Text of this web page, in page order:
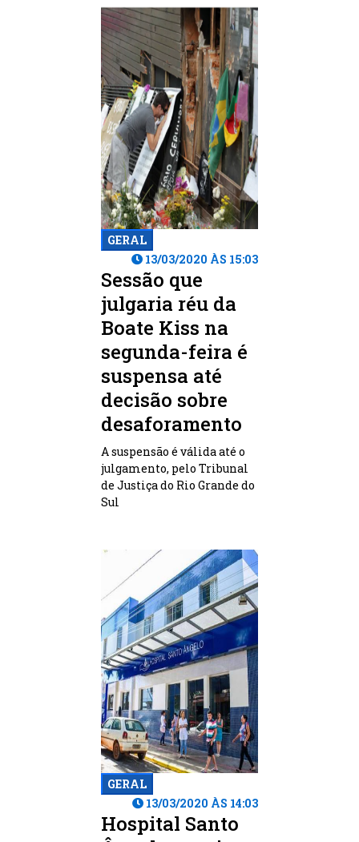
GERAL
13/03/2020 ÀS 15:03
Sessão que
julgaria réu da
Boate Kiss na
segunda-feira é
suspensa até
decisão sobre
desaforamento
A suspensão é válida até o
julgamento, pelo Tribunal
de Justiça do Rio Grande do
Sul
GERAL
13/03/2020 ÀS 14:03
Hospital Santo